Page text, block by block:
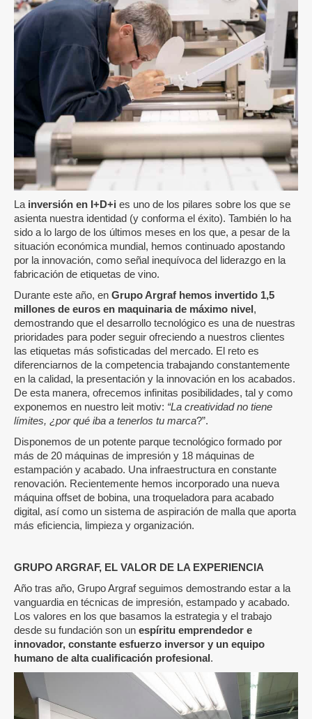
La inversión en I+D+i es uno de los pilares sobre los que se
asienta nuestra identidad (y conforma el éxito). También lo ha
sido a lo largo de los últimos meses en los que, a pesar de la
situación económica mundial, hemos continuado apostando
por la innovación, como señal inequívoca del liderazgo en la
fabricación de etiquetas de vino.
Durante este año, en Grupo Argraf hemos invertido 1,5
millones de euros en maquinaria de máximo nivel,
demostrando que el desarrollo tecnológico es una de nuestras
prioridades para poder seguir ofreciendo a nuestros clientes
las etiquetas más sofisticadas del mercado. El reto es
diferenciarnos de la competencia trabajando constantemente
en la calidad, la presentación y la innovación en los acabados.
De esta manera, ofrecemos infinitas posibilidades, tal y como
exponemos en nuestro leit motiv: “La creatividad no tiene
límites, ¿por qué iba a tenerlos tu marca?”.
Disponemos de un potente parque tecnológico formado por
más de 20 máquinas de impresión y 18 máquinas de
estampación y acabado. Una infraestructura en constante
renovación. Recientemente hemos incorporado una nueva
máquina offset de bobina, una troqueladora para acabado
digital, así como un sistema de aspiración de malla que aporta
más eficiencia, limpieza y organización.
GRUPO ARGRAF, EL VALOR DE LA EXPERIENCIA
Año tras año, Grupo Argraf seguimos demostrando estar a la
vanguardia en técnicas de impresión, estampado y acabado.
Los valores en los que basamos la estrategia y el trabajo
desde su fundación son un espíritu emprendedor e
innovador, constante esfuerzo inversor y un equipo
humano de alta cualificación profesional.